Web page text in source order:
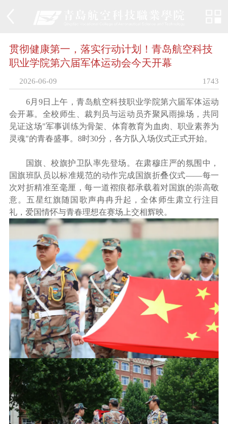
贯彻健康第一，落实行动计划！青岛航空科技
职业学院第六届军体运动会今天开幕
2026-06-09 1743
6月9日上午，青岛航空科技职业学院第六届军体运动
会开幕。全校师生、裁判员与运动员齐聚风雨操场，共同
见证这场"军事训练为骨架、体育教育为血肉、职业素养为
灵魂"的青春盛事。8时30分，各方队入场仪式正式开始。
国旗、校旗护卫队率先登场。在肃穆庄严的氛围中，
国旗班队员以标准规范的动作完成国旗折叠仪式——每一
次对折精准至毫厘，每一道褶痕都承载着对国旗的崇高敬
意。五星红旗随国歌声冉冉升起，全体师生肃立行注目
礼，爱国情怀与青春理想在赛场上交相辉映。